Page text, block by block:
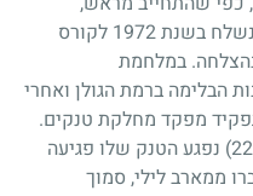
בשנת1972 לקורס
במלחמת
הבלימה ברמת הגולן ואחרי
מפקד מחלקת טנקים.
נפגע הטנק שלו פגיעה
ממארב לילי, סמוך